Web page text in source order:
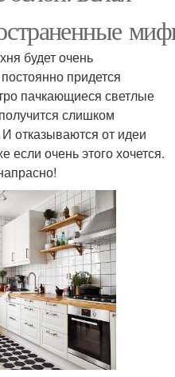
будет очень
придется
пачкающиеся светлые
слишком
отказываются от идеи
очень этого хочется.